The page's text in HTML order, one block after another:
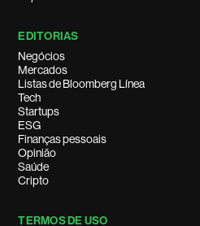
EDITORIAS
Negócios
Mercados
Listas de Bloomberg Línea
Tech
Startups
ESG
Finanças pessoais
Opinião
Saúde
Cripto
TERMOS DE USO